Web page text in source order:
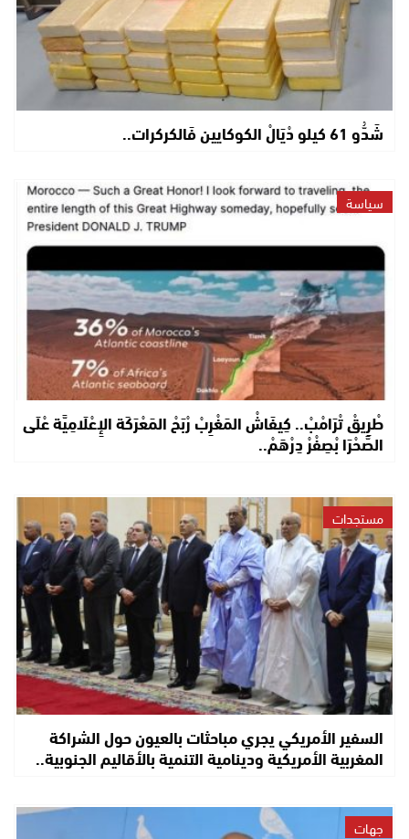
شَدُّو 61 كيلو دْيَالْ الكوكايين فَالكركرات..
سياسة
طْرِيقْ تْرَامْبْ.. كِيفَاشْ المَغْرِبْ رْبَحْ المَعْرَكَة الإِعْلَامِيَّة عْلَى
الصَّحْرَا بْصِفْرْ دِرْهَمْ..
مستجدات
السفير الأمريكي يجري مباحثات بالعيون حول الشراكة
المغربية الأمريكية ودينامية التنمية بالأقاليم الجنوبية..
جهات